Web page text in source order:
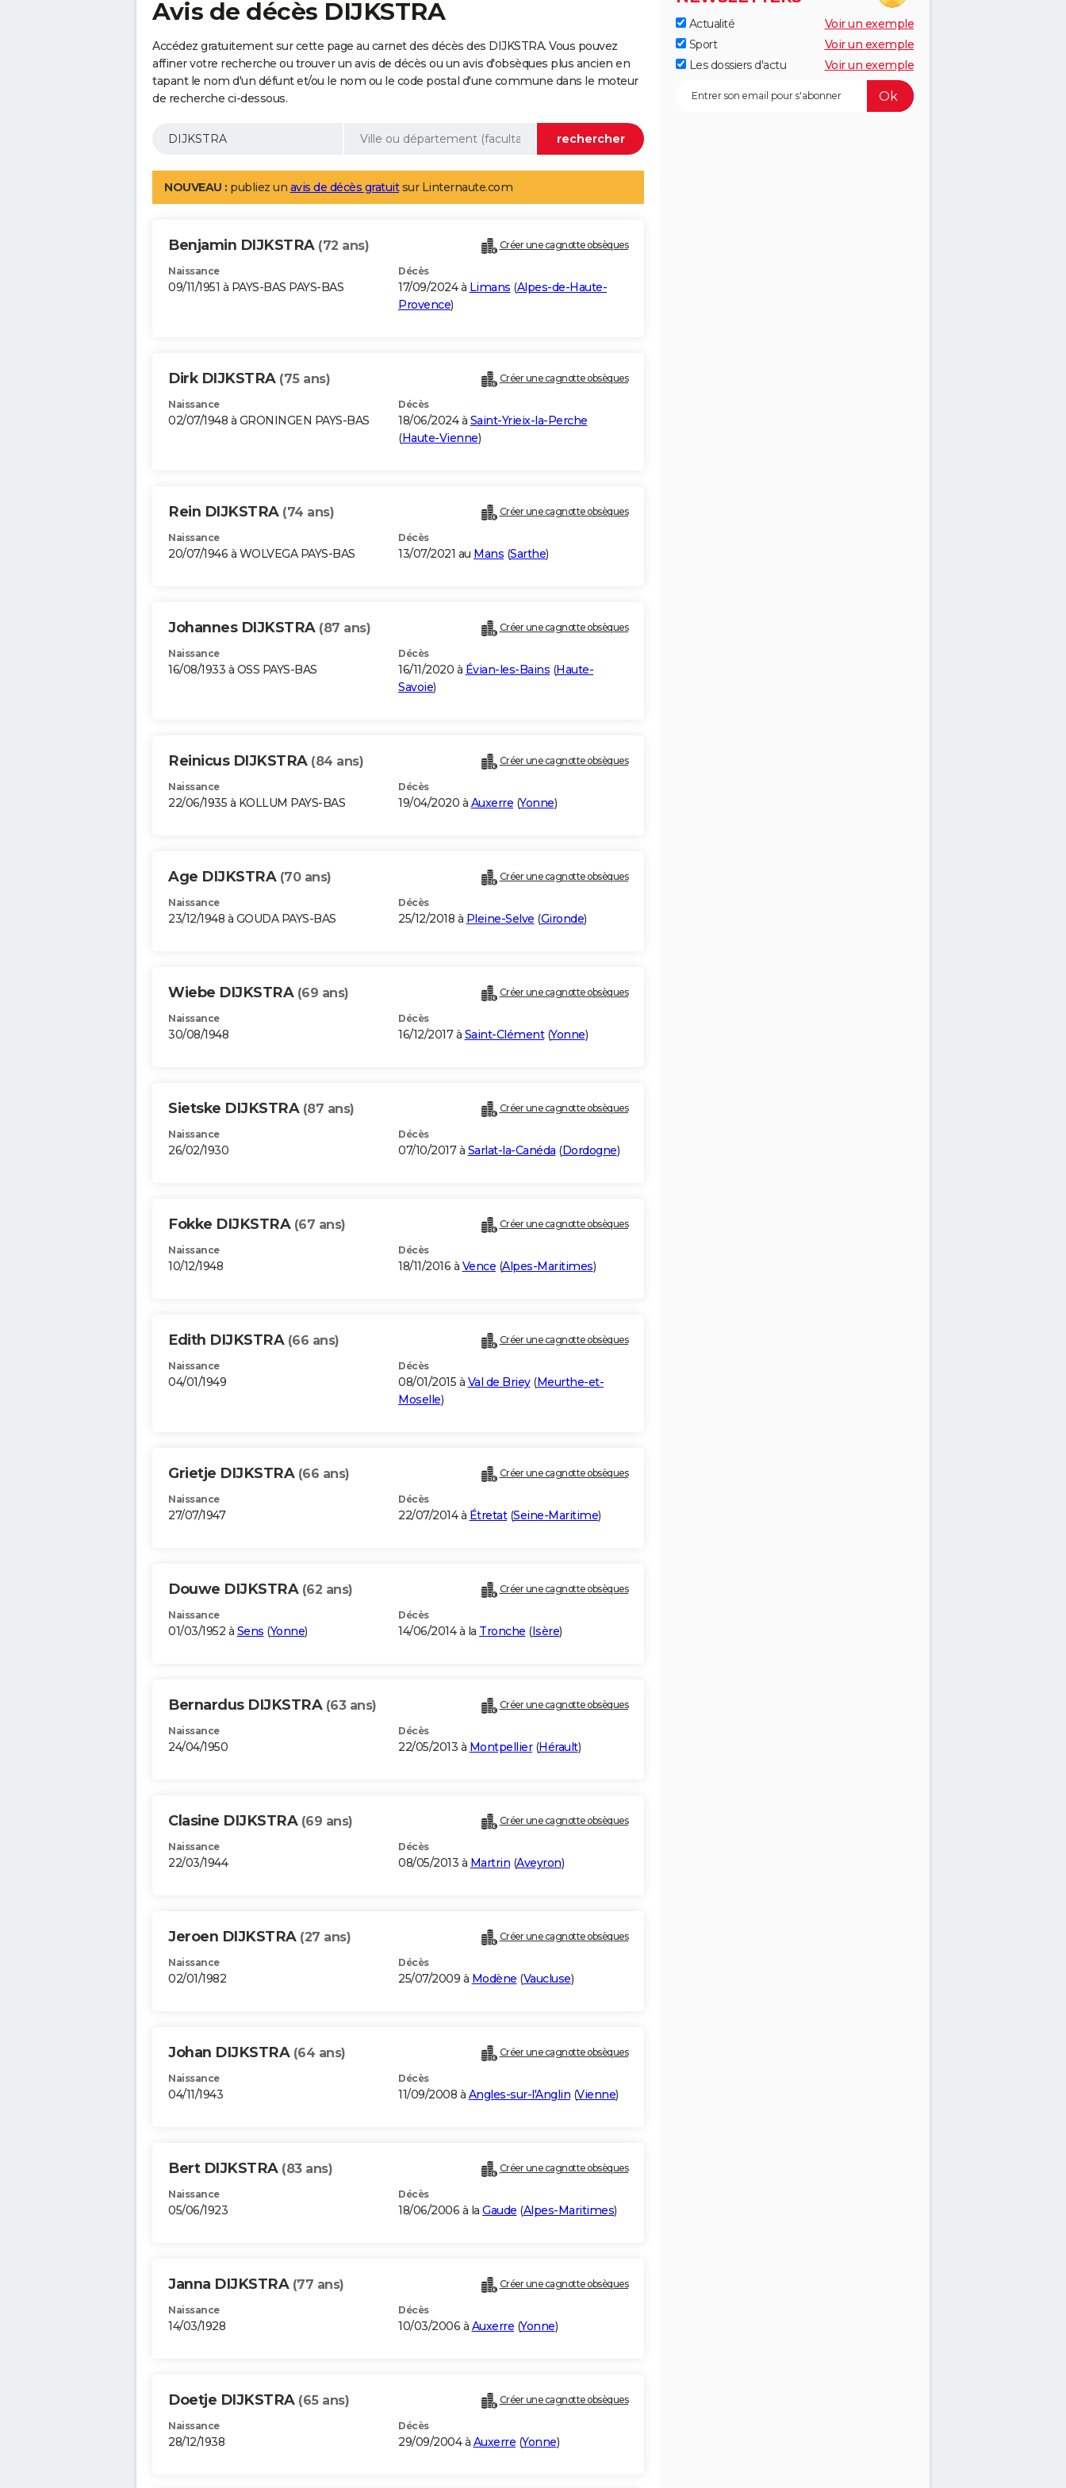
Avis de décès DIJKSTRA
Accédez gratuitement sur cette page au carnet des décès des DIJKSTRA. Vous pouvez
affiner votre recherche ou trouver un avis de décès ou un avis d'obsèques plus ancien en
tapant le nom d'un défunt et/ou le nom ou le code postal d'une commune dans le moteur
de recherche ci-dessous.
NOUVEAU : publiez un avis de décès gratuitsur Linternaute.com
Benjamin DIJKSTRA (72 ans) Créer une cagnotte obsèques
Naissance
09/11/1951 à PAYS-BAS PAYS-BAS
Décès
17/09/2024 à Limans (Alpes-de-Haute-
Provence)
Dirk DIJKSTRA (75 ans) Créer une cagnotte obsèques
Naissance
02/07/1948 à GRONINGEN PAYS-BAS
Décès
18/06/2024 à Saint-Yrieix-la-Perche
(Haute-Vienne)
Rein DIJKSTRA (74 ans) Créer une cagnotte obsèques
Naissance
20/07/1946 à WOLVEGA PAYS-BAS
Décès
13/07/2021 au Mans (Sarthe)
Johannes DIJKSTRA (87 ans) Créer une cagnotte obsèques
Naissance
16/08/1933 à OSS PAYS-BAS
Décès
16/11/2020 à Évian-les-Bains (Haute-
Savoie)
Reinicus DIJKSTRA (84 ans) Créer une cagnotte obsèques
Naissance
22/06/1935 à KOLLUM PAYS-BAS
Décès
19/04/2020 à Auxerre (Yonne)
Age DIJKSTRA (70 ans) Créer une cagnotte obsèques
Naissance
23/12/1948 à GOUDA PAYS-BAS
Décès
25/12/2018 à Pleine-Selve (Gironde)
Wiebe DIJKSTRA (69 ans) Créer une cagnotte obsèques
Naissance
30/08/1948
Décès
16/12/2017 à Saint-Clément(Yonne)
Sietske DIJKSTRA (87 ans) Créer une cagnotte obsèques
Naissance
26/02/1930
Décès
07/10/2017 à Sarlat-la-Canéda (Dordogne)
Fokke DIJKSTRA (67 ans) Créer une cagnotte obsèques
Naissance
10/12/1948
Décès
18/11/2016 à Vence (Alpes-Maritimes)
Edith DIJKSTRA (66 ans) Créer une cagnotte obsèques
Naissance
04/01/1949
Décès
08/01/2015 à Val de Briey(Meurthe-et-
Moselle)
Grietje DIJKSTRA (66 ans) Créer une cagnotte obsèques
Naissance
27/07/1947
Décès
22/07/2014 à Étretat(Seine-Maritime)
Douwe DIJKSTRA (62 ans) Créer une cagnotte obsèques
Naissance
01/03/1952 à Sens (Yonne)
Décès
14/06/2014 à la Tronche (Isère)
Bernardus DIJKSTRA (63 ans) Créer une cagnotte obsèques
Naissance
24/04/1950
Décès
22/05/2013 à Montpellier(Hérault)
Clasine DIJKSTRA (69 ans) Créer une cagnotte obsèques
Naissance
22/03/1944
Décès
08/05/2013 à Martrin (Aveyron)
Jeroen DIJKSTRA (27 ans) Créer une cagnotte obsèques
Naissance
02/01/1982
Décès
25/07/2009 à Modène (Vaucluse)
Johan DIJKSTRA (64 ans) Créer une cagnotte obsèques
Naissance
04/11/1943
Décès
11/09/2008 à Angles-sur-l'Anglin (Vienne)
Bert DIJKSTRA (83 ans) Créer une cagnotte obsèques
Naissance
05/06/1923
Décès
18/06/2006 à la Gaude (Alpes-Maritimes)
Janna DIJKSTRA (77 ans) Créer une cagnotte obsèques
Naissance
14/03/1928
Décès
10/03/2006 à Auxerre (Yonne)
Doetje DIJKSTRA (65 ans) Créer une cagnotte obsèques
Naissance
28/12/1938
Décès
29/09/2004 à Auxerre (Yonne)
Actualité
Voir un exemple
Sport
Voir un exemple
Les dossiers d'actu
Voir un exemple